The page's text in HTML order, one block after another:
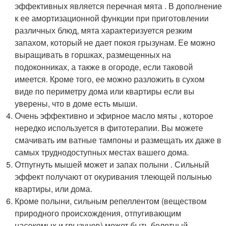
эффективных является перечная мята . В дополнение
к ее амортизационной функции при приготовлении
различных блюд, мята характеризуется резким
запахом, который не дает покоя грызунам. Ее можно
выращивать в горшках, размещенных на
подоконниках, а также в огороде, если таковой
имеется. Кроме того, ее можно разложить в сухом
виде по периметру дома или квартиры если вы
уверены, что в доме есть мыши.
Очень эффективно и эфирное масло мяты , которое
нередко используется в фитотерапии. Вы можете
смачивать им ватные тампоны и размещать их даже в
самых труднодоступных местах вашего дома.
Отпугнуть мышей может и запах полыни . Сильный
эффект получают от окуривания тлеющей полынью
квартиры, или дома.
Кроме полыни, сильным репеллентом (веществом
природного происхождения, отпугивающим